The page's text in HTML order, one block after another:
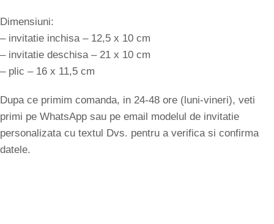
Dimensiuni:
– invitatie inchisa – 12,5 x 10 cm
– invitatie deschisa – 21 x 10 cm
– plic – 16 x 11,5 cm
Dupa ce primim comanda, in 24-48 ore (luni-vineri), veti
primi pe WhatsApp sau pe email modelul de invitatie
personalizata cu textul Dvs. pentru a verifica si confirma
datele.